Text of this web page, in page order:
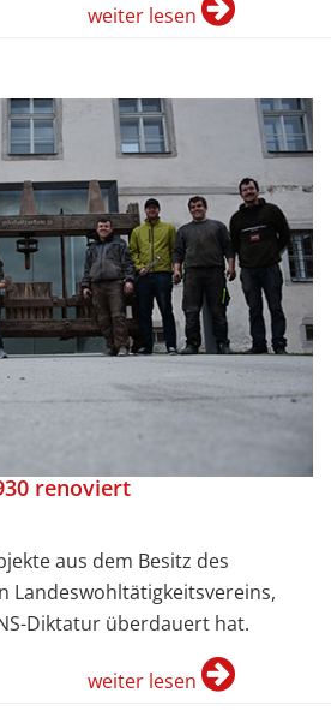
weiter lesen
renoviert
aus dem Besitz des
Landeswohltätigkeitsvereins,
Diktatur überdauert hat.
weiter lesen